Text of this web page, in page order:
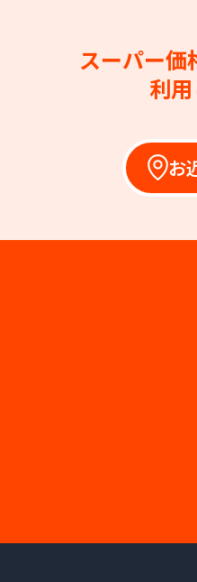
スーパー価
利
お